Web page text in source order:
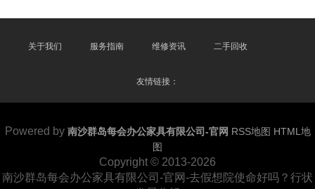
关于我们 服务指南 维修资讯 二手回收
友情链接：
Powered by 南沙群岛每会办公家具有限公司-官网 RSS地图 HTML地
图
Copyright © 2013-2026
南沙群岛每会办公家具有限公司-官网-去假想院使命好吗？行状